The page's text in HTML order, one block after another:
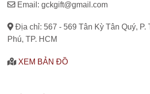
Email: gckgift@gmail.com
Địa chỉ: 567 - 569 Tân Kỳ Tân Quý, P.
Phú, TP. HCM
XEM BẢN ĐỒ